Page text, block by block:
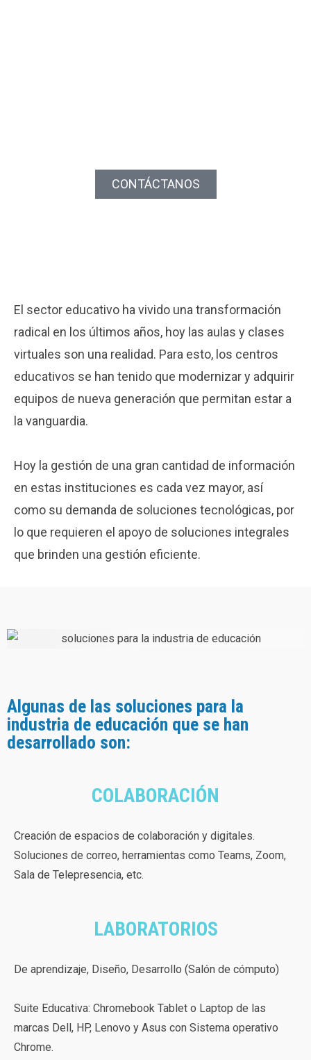
CONTÁCTANOS
El sector educativo ha vivido una transformación
radical en los últimos años, hoy las aulas y clases
virtuales son una realidad. Para esto, los centros
educativos se han tenido que modernizar y adquirir
equipos de nueva generación que permitan estar a
la vanguardia.
Hoy la gestión de una gran cantidad de información
en estas instituciones es cada vez mayor, así
como su demanda de soluciones tecnológicas, por
lo que requieren el apoyo de soluciones integrales
que brinden una gestión eficiente.
Algunas de las soluciones para la
industria de educación que se han
desarrollado son:
COLABORACIÓN
Creación de espacios de colaboración y digitales.
Soluciones de correo, herramientas como Teams, Zoom,
Sala de Telepresencia, etc.
LABORATORIOS
De aprendizaje, Diseño, Desarrollo (Salón de cómputo)
Suite Educativa: Chromebook Tablet o Laptop de las
marcas Dell, HP, Lenovo y Asus con Sistema operativo
Chrome.